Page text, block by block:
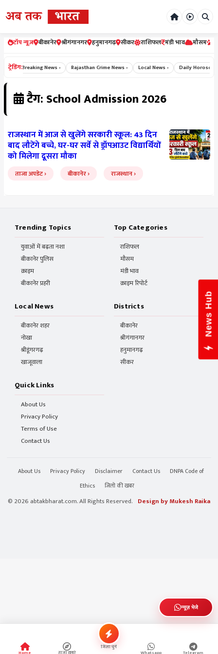
टॉप न्यूज़ बीकानेर श्रीगंगानगर हनुमानगढ़ सीकर राशिफल मंडी भाव मौसम
ट्रेडिंग:
› Breaking News › Rajasthan Crime News › Local News › Daily
टैग: School Admission 2026
राजस्थान में आज से खुलेंगे सरकारी स्कूल: 43 दिन
बाद लौटेंगे बच्चे, घर-घर सर्वे से ड्रॉपआउट विद्यार्थियों
को मिलेगा दूसरा मौका
ताजा अपडेट बीकानेर राजस्थान
Trending Topics
युवाओं में बढ़ता नशा
बीकानेर पुलिस
क्राइम
बीकानेर प्रहरी
Top Categories
राशिफल
मौसम
मंडी भाव
क्राइम रिपोर्ट
Local News
बीकानेर शहर
नोखा
श्रीडूंगरगढ़
खाजूवाला
Districts
बीकानेर
श्रीगंगानगर
हनुमानगढ़
सीकर
Quick Links
About Us
Privacy Policy
Terms of Use
Contact Us
About Us Privacy Policy Disclaimer Contact Us
DNPA Code of
Ethics
जिलो की खबर
© 2026 abtakbharat.com. All Rights Reserved. Design by Mukesh Raika
न्यूज़ भेजे
जिला चुनें
News Hub